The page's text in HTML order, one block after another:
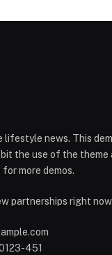
lifestyle news. This
the use of the theme
more demos.
partnerships right now.
451